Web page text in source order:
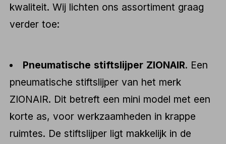
kwaliteit. Wij lichten ons assortiment graag
verder toe:
Pneumatische stiftslijper ZIONAIR. Een
pneumatische stiftslijper van het merk
ZIONAIR. Dit betreft een mini model met een
korte as, voor werkzaamheden in krappe
ruimtes. De stiftslijper ligt makkelijk in de